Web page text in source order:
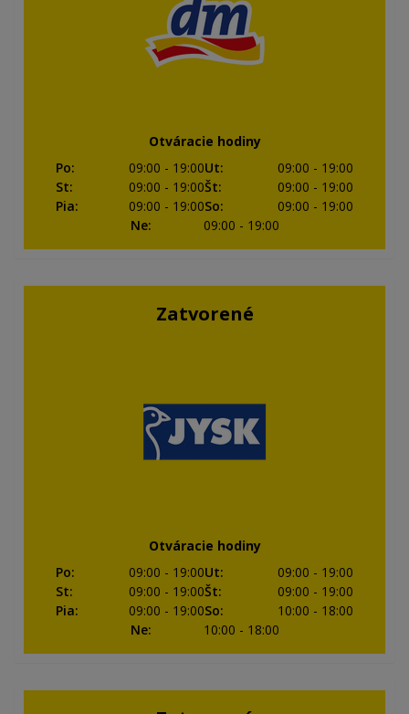
Otváracie hodiny
Po: 09:00 - 19:00Ut: 09:00 - 19:00
St: 09:00 - 19:00Št: 09:00 - 19:00
Pia: 09:00 - 19:00So: 09:00 - 19:00
Ne: 09:00 - 19:00
Zatvorené
Otváracie hodiny
Po: 09:00 - 19:00Ut: 09:00 - 19:00
St: 09:00 - 19:00Št: 09:00 - 19:00
Pia: 09:00 - 19:00So: 10:00 - 18:00
Ne: 10:00 - 18:00